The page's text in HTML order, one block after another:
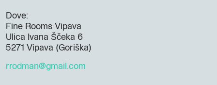
Dove:
Fine Rooms Vipava
Ulica Ivana Ščeka 6
5271 Vipava (Goriška)
rrodman@gmail.com